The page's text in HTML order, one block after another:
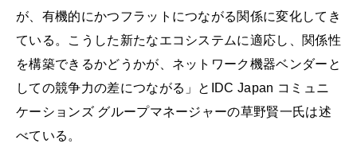
が、有機的にかつフラットにつながる関係に変化してき
ている。こうした新たなエコシステムに適応し、関係性
を構築できるかどうかが、ネットワーク機器ベンダーと
しての競争力の差につながる」とIDC Japan コミュニ
ケーションズ グループマネージャーの草野賢一氏は述
べている。